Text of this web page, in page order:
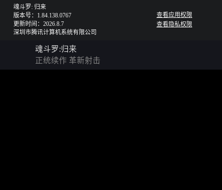
魂斗罗: 归来
版本号：1.84.138.0767
更新时间：2026.8.7
深圳市腾讯计算机系统有限公司
查看应用权限
查看隐私权限
魂斗罗:归来
正统续作 革新射击